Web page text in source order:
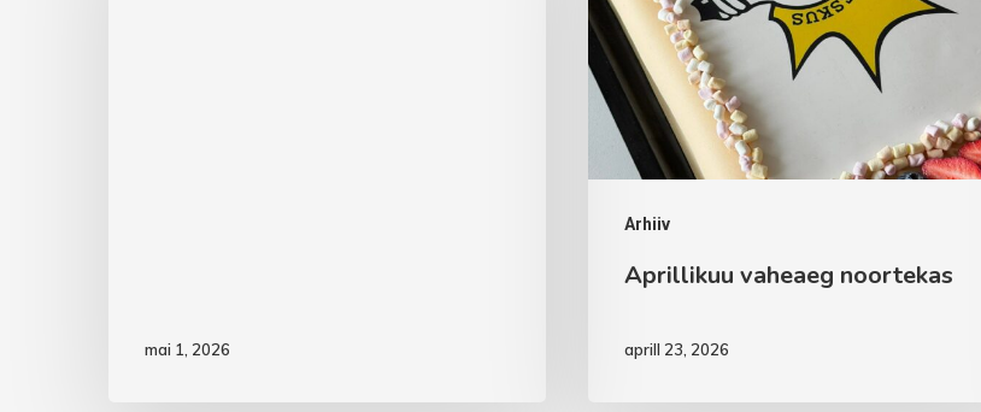
mai 1, 2026
Arhiiv
Aprillikuu vaheaeg noortekas
aprill 23, 2026